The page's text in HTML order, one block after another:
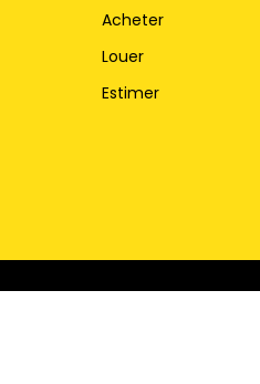
Acheter
Louer
Estimer